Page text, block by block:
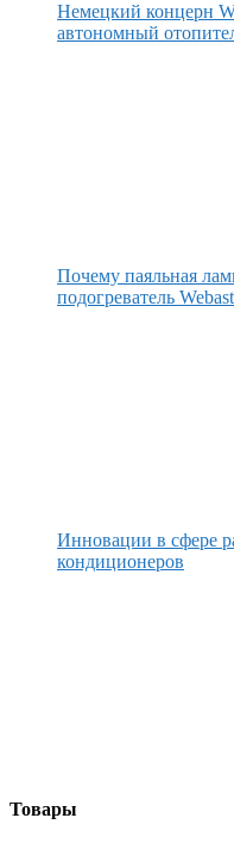
Немецкий концерн
автономный
Почему паяльная
подогреватель
Инновации в сфере
кондиционеров
Товары